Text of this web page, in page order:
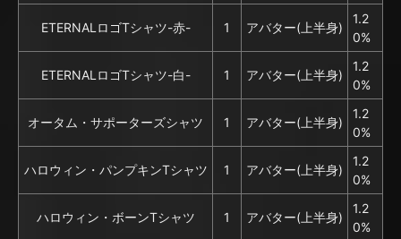
ETERNALロゴTシャツ-赤- 1 アバター(上半身)
1.2
0%
ETERNALロゴTシャツ-白- 1 アバター(上半身)
1.2
0%
オータム・サポーターズシャツ 1 アバター(上半身)
1.2
0%
ハロウィン・パンプキンTシャツ 1 アバター(上半身)
1.2
0%
ハロウィン・ボーンTシャツ 1 アバター(上半身)
1.2
0%